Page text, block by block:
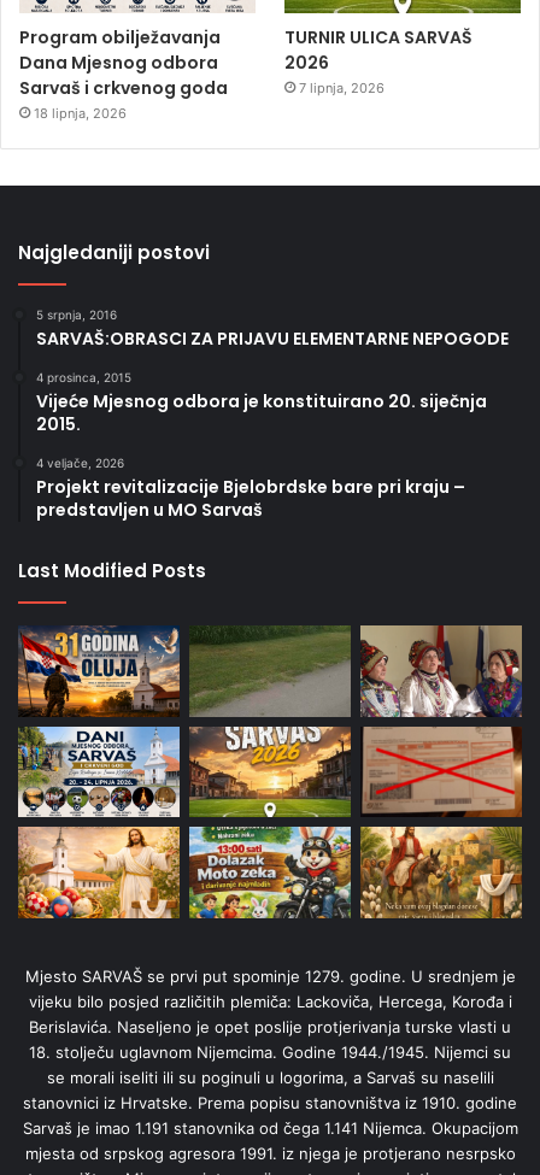
Program obilježavanja
Dana Mjesnog odbora
Sarvaš i crkvenog goda
18 lipnja, 2026
TURNIR ULICA SARVAŠ
2026
7 lipnja, 2026
Najgledaniji postovi
5 srpnja, 2016
SARVAŠ:OBRASCI ZA PRIJAVU ELEMENTARNE NEPOGODE
4 prosinca, 2015
Vijeće Mjesnog odbora je konstituirano 20. siječnja
2015.
4 veljače, 2026
Projekt revitalizacije Bjelobrdske bare pri kraju –
predstavljen u MO Sarvaš
Last Modified Posts
Mjesto SARVAŠ se prvi put spominje 1279. godine. U srednjem je
vijeku bilo posjed različitih plemiča: Lackoviča, Hercega, Korođa i
Berislavića. Naseljeno je opet poslije protjerivanja turske vlasti u
18. stolječu uglavnom Nijemcima. Godine 1944./1945. Nijemci su
se morali iseliti ili su poginuli u logorima, a Sarvaš su naselili
stanovnici iz Hrvatske. Prema popisu stanovništva iz 1910. godine
Sarvaš je imao 1.191 stanovnika od čega 1.141 Nijemca. Okupacijom
mjesta od srpskog agresora 1991. iz njega je protjerano nesrpsko